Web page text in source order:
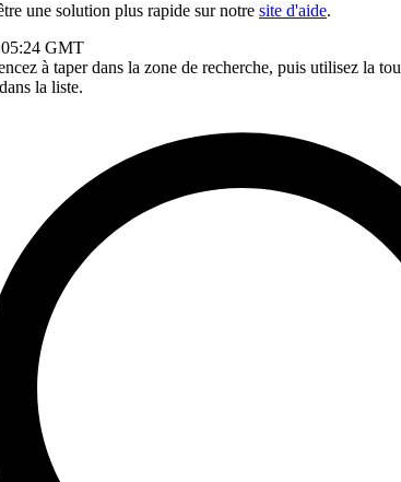
une solution plus rapide sur notre site d'aide.
GMT
à taper dans la zone de recherche, puis utilisez la
la liste.